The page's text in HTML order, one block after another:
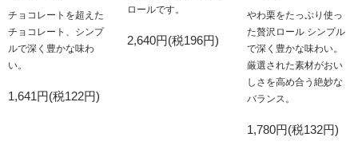
チョコレートを超えた
チョコレート、シンプ
ルで深く豊かな味わ
い。
1,641円(税122円)
ロールです。
2,640円(税196円)
やわ栗をたっぷり使っ
た贅沢ロール シンプル
で深く豊かな味わい。
厳選された素材がおい
しさを高め合う絶妙な
バランス。
1,780円(税132円)